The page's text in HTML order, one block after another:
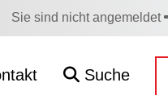
Sie sind nicht angemeldet
Suche